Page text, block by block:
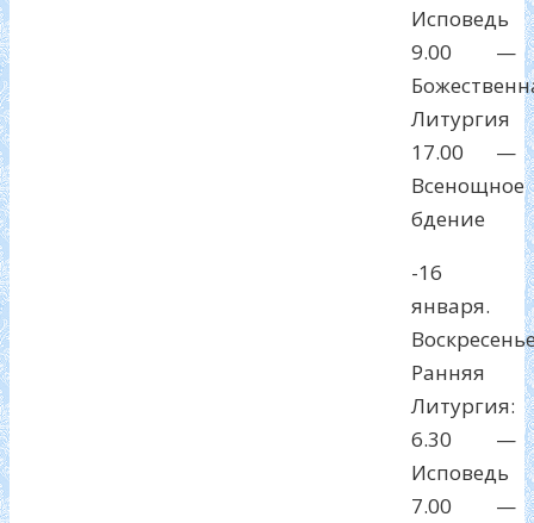
Исповедь
9.00 —
Литургия
17.00 —
Всенощное
бдение
-16
января.
Ранняя
Литургия:
6.30 —
Исповедь
7.00 —